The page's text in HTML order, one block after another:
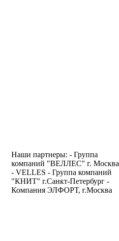
Наши партнеры: - Группа
компаний "ВЕЛЛЕС" г. Москва
- VELLES - Группа компаний
"КНИТ" г.Санкт-Петербург -
Компания ЭЛФОРТ, г.Москва